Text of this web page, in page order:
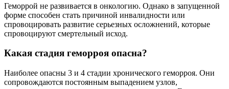
Геморрой не развивается в онкологию. Однако в запущенной
форме способен стать причиной инвалидности или
спровоцировать развитие серьезных осложнений, которые
спровоцируют смертельный исход.
Какая стадия геморроя опасна?
Наиболее опасны 3 и 4 стадии хронического геморроя. Они
сопровождаются постоянным выпадением узлов,